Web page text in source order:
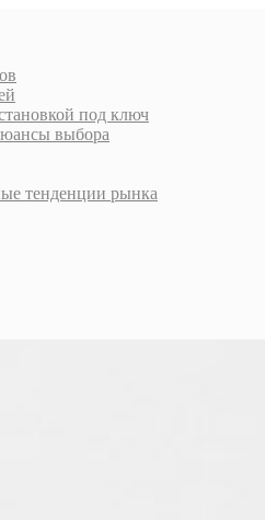
под ключ
выбора
тенденции рынка